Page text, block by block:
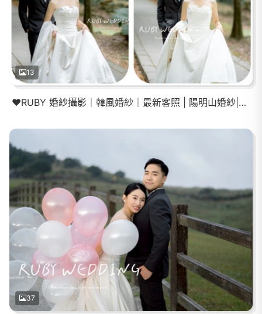
13
❤️RUBY 婚紗攝影｜韓風婚紗｜最新客照 | 陽明山婚紗|海邊婚紗|韓風造型
37